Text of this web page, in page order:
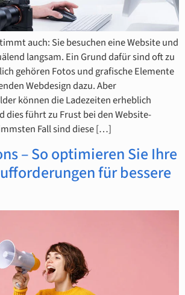
auch: Sie besuchen eine Website und
langsam. Ein Grund dafür sind oft zu
gehören Fotos und grafische Elemente
Webdesign dazu. Aber
können die Ladezeiten erheblich
dies führt zu Frust bei den Website-
Fall sind diese […]
– So optimieren Sie Ihre
für bessere